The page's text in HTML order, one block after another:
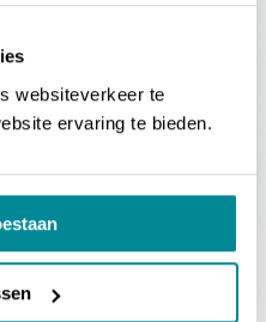
websiteverkeer te
ervaring te bieden.
300/600 Pro]